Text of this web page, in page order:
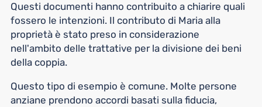
Questi documenti hanno contribuito a chiarire quali
fossero le intenzioni. Il contributo di Maria alla
proprietà è stato preso in considerazione
nell'ambito delle trattative per la divisione dei beni
della coppia.
Questo tipo di esempio è comune. Molte persone
anziane prendono accordi basati sulla fiducia,